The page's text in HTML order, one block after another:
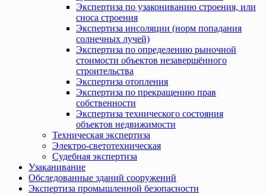
Экспертиза по узакониванию строения, или
сноса строения
Экспертиза инсоляции (норм попадания
солнечных лучей)
Экспертиза по определению рыночной
стоимости объектов незавершённого
строительства
Экспертиза отопления
Экспертиза по прекращению прав
собственности
Экспертиза технического состояния
объектов недвижимости
Техническая экспертиза
Электро-светотехническая
Судебная экспертиза
Узаканивание
Обследованные зданий сооружений
Экспертиза промышленной безопасности